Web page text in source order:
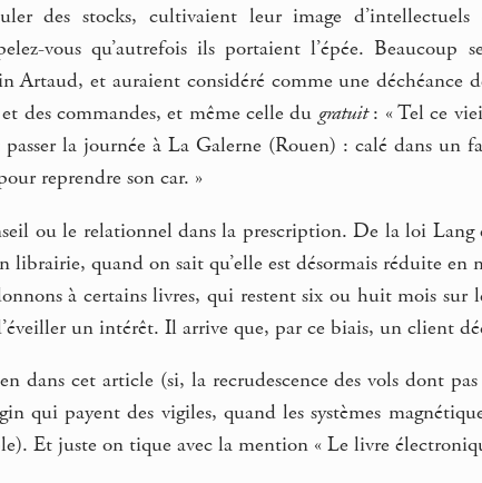
des stocks, cultivaient leur image
vous qu’autrefois ils portaient l’épée.
Artaud, et auraient considéré comme une déchéance
des commandes, et même celle du gratuit: « Tel ce
la journée à La Galerne (Rouen) : calé dans un
reprendre son car. »
ou le relationnel dans la prescription. De la loi
librairie, quand on sait qu’elle est désormais réduite en
à certains livres, qui restent six ou huit mois sur
un intérêt. Il arrive que, par ce biais, un client
dans cet article (si, la recrudescence des vols dont
qui payent des vigiles, quand les systèmes
Et juste on tique avec la mention « Le livre